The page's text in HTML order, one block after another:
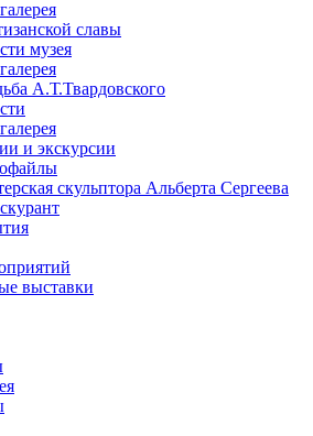
славы
музея
А.Т.Твардовского
и экскурсии
скульптора Альберта Сергеева
выставки